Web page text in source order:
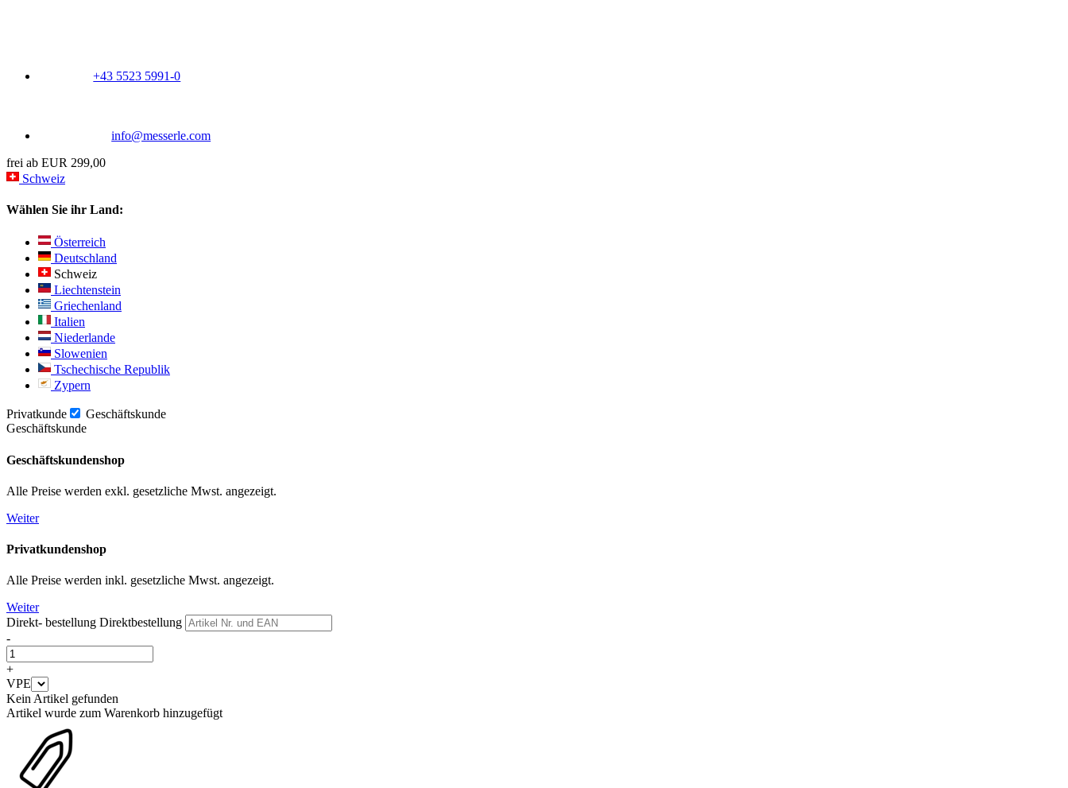
+43 5523 5991-0
info@messerle.com
frei ab EUR 299,00
Schweiz
Wählen Sie ihr Land:
Österreich
Deutschland
Schweiz
Liechtenstein
Griechenland
Italien
Niederlande
Slowenien
Tschechische Republik
Zypern
Privatkunde
Geschäftskunde
Geschäftskunde
Geschäftskundenshop
Alle Preise werden exkl. gesetzliche Mwst. angezeigt.
Weiter
Privatkundenshop
Alle Preise werden inkl. gesetzliche Mwst. angezeigt.
Weiter
Direkt- bestellung Direktbestellung
-
+
VPE
Kein Artikel gefunden
Artikel wurde zum Warenkorb hinzugefügt